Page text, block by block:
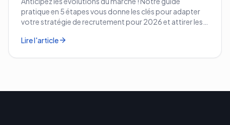
pratique en 5 étapes vous donne les clés pour adapter
votre stratégie de recrutement pour 2026 et attirer les
Lire l'article